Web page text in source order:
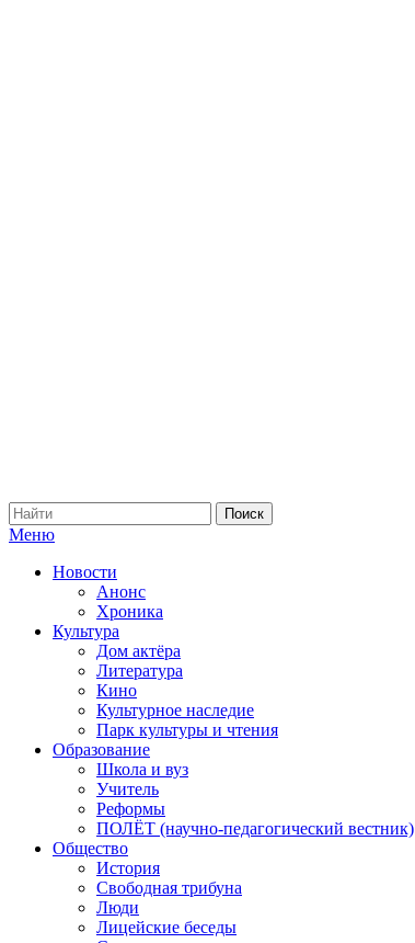
Меню
Новости
Анонс
Хроника
Культура
Дом актёра
Литература
Кино
Культурное наследие
Парк культуры и чтения
Образование
Школа и вуз
Учитель
Реформы
ПОЛЁТ (научно-педагогический вестник)
Общество
История
Свободная трибуна
Люди
Лицейские беседы